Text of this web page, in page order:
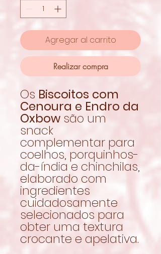
Agregar al carrito
Realizar compra
Os Biscoitos com
Cenoura e Endro da
Oxbow são um
snack
complementar para
coelhos, porquinhos-
da-índia e chinchilas,
elaborado com
ingredientes
cuidadosamente
selecionados para
obter uma textura
crocante e apelativa.